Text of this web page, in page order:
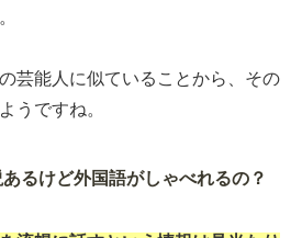
芸能人に似ていることから、その
うですね。
るけど外国語がしゃべれるの？